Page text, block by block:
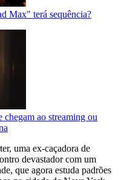
Max" terá sequência?
chegam ao streaming ou
uma ex-caçadora de
devastador com um
que agora estuda padrões